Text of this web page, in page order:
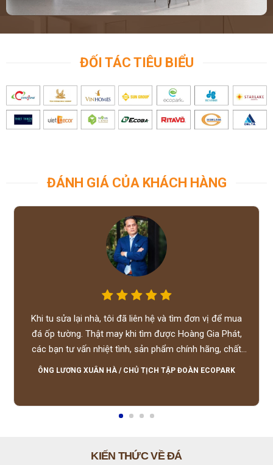
ĐỐI TÁC TIÊU BIỂU
ĐÁNH GIÁ CỦA KHÁCH HÀNG
Khi tu sửa lại nhà, tôi đã liên hệ và tìm đơn vị để mua
đá ốp tường. Thật may khi tìm được Hoàng Gia Phát,
các bạn tư vấn nhiệt tình, sản phẩm chính hãng, chất
lượng tốt, giá hợp lý, hỗ trợ tận tình.
ÔNG LƯƠNG XUÂN HÀ / CHỦ TỊCH TẬP ĐOÀN ECOPARK
KIẾN THỨC VỀ ĐÁ